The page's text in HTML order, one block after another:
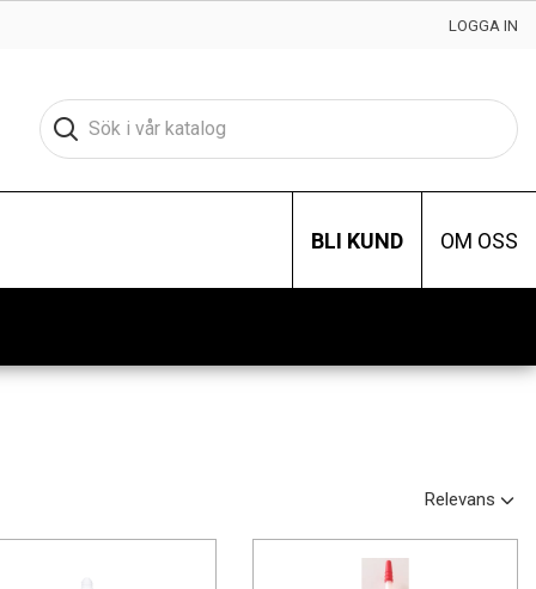
LOGGA IN
OM OSS
BLI KUND
Relevans